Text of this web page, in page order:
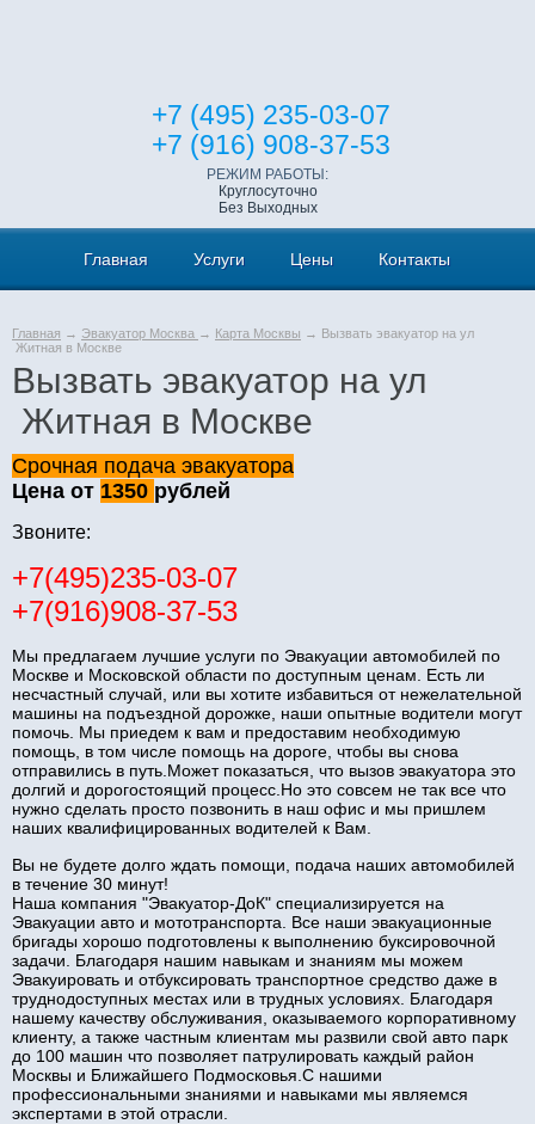
+7 (495) 235-03-07
+7 (916) 908-37-53
РЕЖИМ РАБОТЫ:
Круглосуточно
Без Выходных
Главная Услуги Цены Контакты
Главная → Эвакуатор Москва → Карта Москвы → Вызвать эвакуатор на ул
Житная в Москве
Вызвать эвакуатор на ул
Житная в Москве
Срочная подача эвакуатора
Цена от 1350 рублей
Звоните:
+7(495)235-03-07
+7(916)908-37-53
Мы предлагаем лучшие услуги по Эвакуации автомобилей по
Москве и Московской области по доступным ценам. Есть ли
несчастный случай, или вы хотите избавиться от нежелательной
машины на подъездной дорожке, наши опытные водители могут
помочь. Мы приедем к вам и предоставим необходимую
помощь, в том числе помощь на дороге, чтобы вы снова
отправились в путь.Может показаться, что вызов эвакуатора это
долгий и дорогостоящий процесс.Но это совсем не так все что
нужно сделать просто позвонить в наш офис и мы пришлем
наших квалифицированных водителей к Вам.
Вы не будете долго ждать помощи, подача наших автомобилей
в течение 30 минут!
Наша компания "Эвакуатор-ДоК" специализируется на
Эвакуации авто и мототранспорта. Все наши эвакуационные
бригады хорошо подготовлены к выполнению буксировочной
задачи. Благодаря нашим навыкам и знаниям мы можем
Эвакуировать и отбуксировать транспортное средство даже в
труднодоступных местах или в трудных условиях. Благодаря
нашему качеству обслуживания, оказываемого корпоративному
клиенту, а также частным клиентам мы развили свой авто парк
до 100 машин что позволяет патрулировать каждый район
Москвы и Ближайшего Подмосковья.С нашими
профессиональными знаниями и навыками мы являемся
экспертами в этой отрасли.